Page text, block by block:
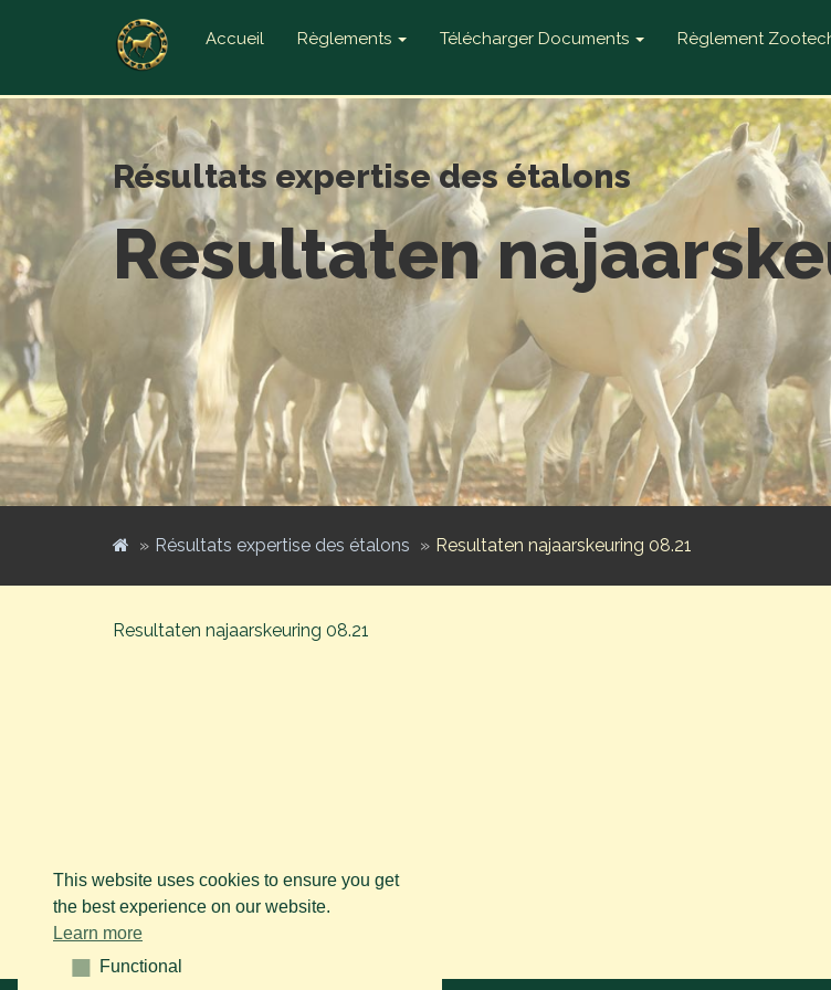
Accueil Règlements Télécharger Documents Règlement
Résultats expertise des étalons
Resultaten
Résultats expertise des étalons Resultaten najaarskeuring 08.21
Resultaten najaarskeuring 08.21
This website uses cookies to ensure you get
the best experience on our website.
Learn more
Functional
Functional